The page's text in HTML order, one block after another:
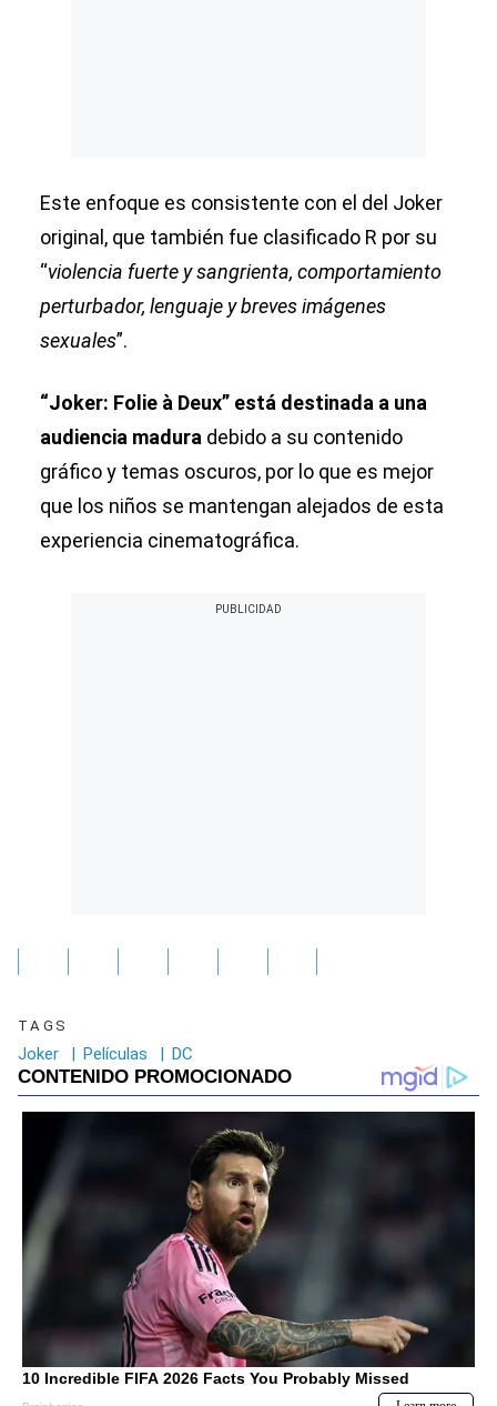
Este enfoque es consistente con el del Joker
original, que también fue clasificado R por su
“violencia fuerte y sangrienta, comportamiento
perturbador, lenguaje y breves imágenes
sexuales”.
“Joker: Folie à Deux” está destinada a una
audiencia madura debido a su contenido
gráfico y temas oscuros, por lo que es mejor
que los niños se mantengan alejados de esta
experiencia cinematográfica.
TAGS
Joker | Películas | DC